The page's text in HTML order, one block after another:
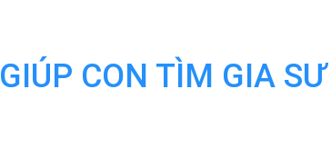
GIÚP CON TÌM GIA